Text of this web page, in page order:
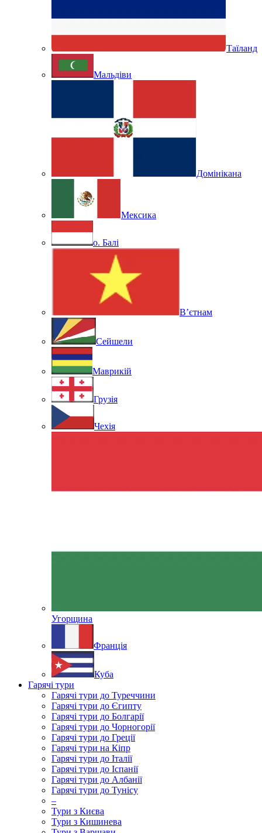
Таїланд
Мальдіви
Домінікана
Мексика
о. Балі
В’єтнам
Сейшели
Маврикій
Грузія
Чехія
Угорщина
Франція
Куба
Гарячі тури
Гарячі тури до Туреччини
Гарячі тури до Єгипту
Гарячі тури до Болгарії
Гарячі тури до Чорногорії
Гарячі тури до Греції
Гарячі тури на Кіпр
Гарячі тури до Італії
Гарячі тури до Іспанії
Гарячі тури до Албанії
Гарячі тури до Тунісу
–
Тури з Києва
Тури з Кишинева